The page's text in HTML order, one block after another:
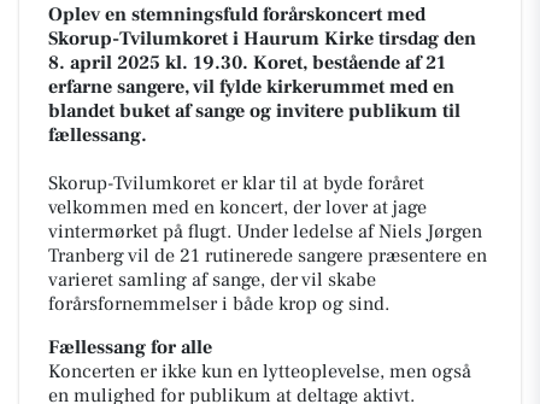
Oplev en stemningsfuld forårskoncert med
Skorup-Tvilumkoret i Haurum Kirke tirsdag den
8. april 2025 kl. 19.30. Koret, bestående af 21
erfarne sangere, vil fylde kirkerummet med en
blandet buket af sange og invitere publikum til
fællessang.
Skorup-Tvilumkoret er klar til at byde foråret
velkommen med en koncert, der lover at jage
vintermørket på flugt. Under ledelse af Niels Jørgen
Tranberg vil de 21 rutinerede sangere præsentere en
varieret samling af sange, der vil skabe
forårsfornemmelser i både krop og sind.
Fællessang for alle
Koncerten er ikke kun en lytteoplevelse, men også
en mulighed for publikum at deltage aktivt.